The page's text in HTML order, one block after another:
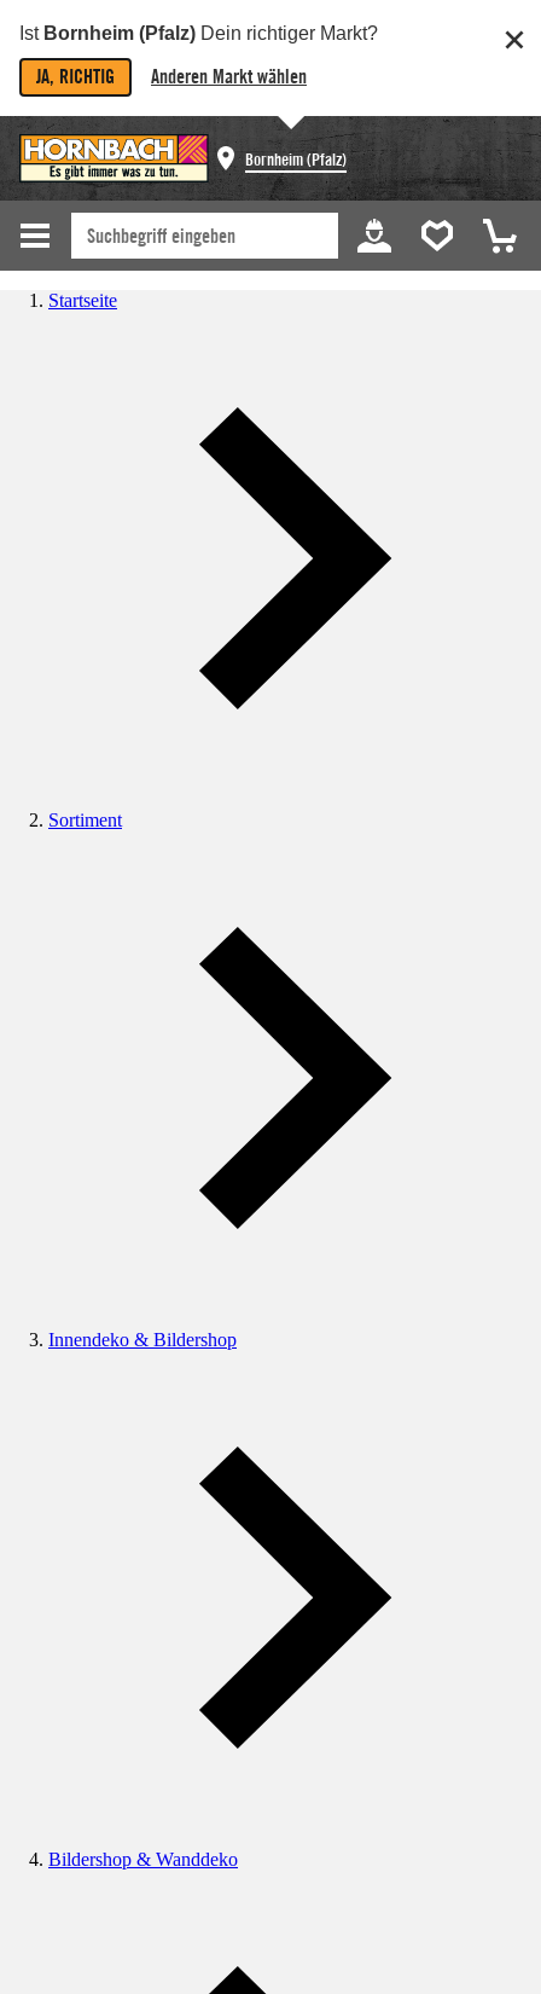
Ist Bornheim (Pfalz) Dein richtiger Markt?
JA, RICHTIG Anderen Markt wählen
Bornheim (Pfalz)
Startseite
Sortiment
Innendeko & Bildershop
Bildershop & Wanddeko